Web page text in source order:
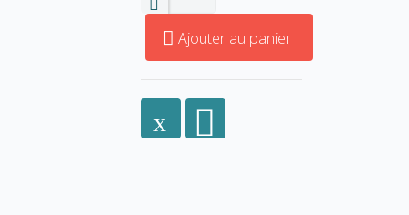
Ajouter au panier